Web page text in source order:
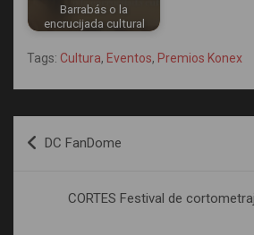
Barrabás o la
encrucijada cultural
Tags: Cultura, Eventos, Premios Konex
Navegación
de
entradas
DC FanDome
CORTES Festival de